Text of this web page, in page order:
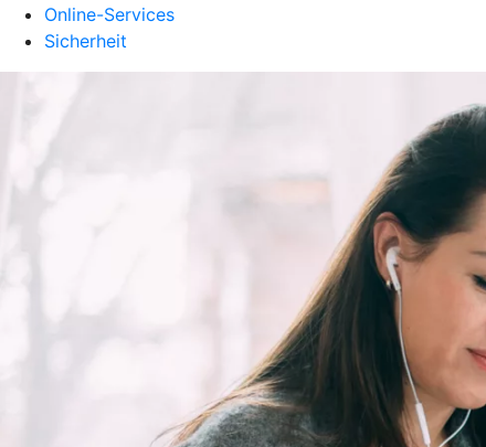
Online-Services
Sicherheit